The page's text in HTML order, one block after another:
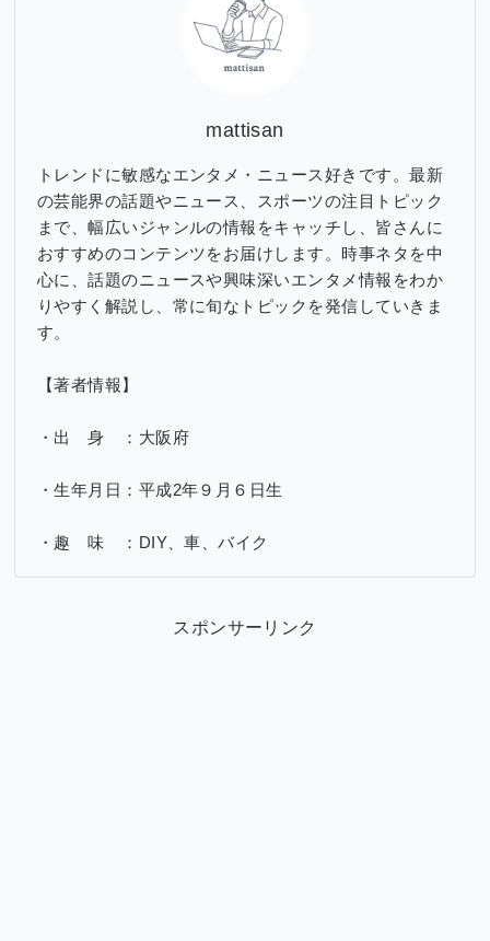
mattisan
トレンドに敏感なエンタメ・ニュース好きです。最新
の芸能界の話題やニュース、スポーツの注目トピック
まで、幅広いジャンルの情報をキャッチし、皆さんに
おすすめのコンテンツをお届けします。時事ネタを中
心に、話題のニュースや興味深いエンタメ情報をわか
りやすく解説し、常に旬なトピックを発信していきま
す。
【著者情報】
・出 身 ：大阪府
・生年月日：平成2年９月６日生
・趣 味 ：DIY、車、バイク
スポンサーリンク